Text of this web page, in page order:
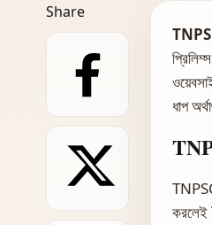
Share
ধাপ
করলেই